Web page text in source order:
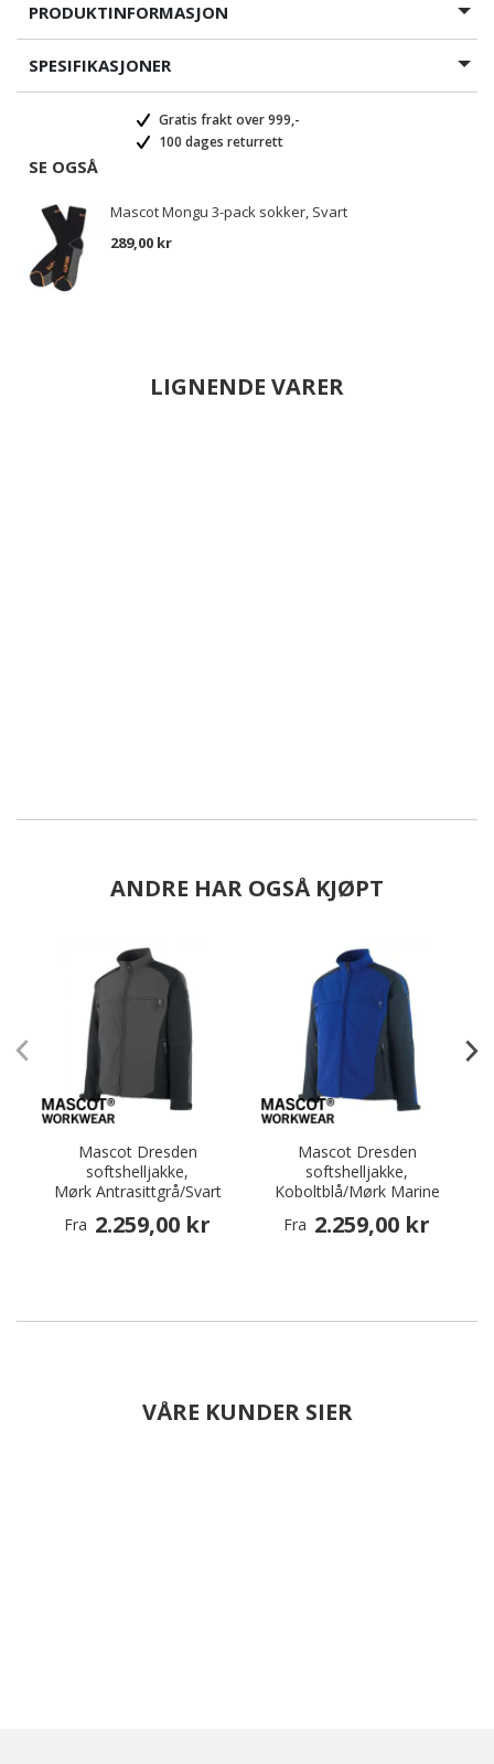
PRODUKTINFORMASJON
SPESIFIKASJONER
Gratis frakt over 999,-
100 dages returrett
SE OGSÅ
Mascot Mongu 3-pack sokker, Svart
289,00 kr
LIGNENDE VARER
ANDRE HAR OGSÅ KJØPT
Mascot Dresden
softshelljakke,
Mørk Antrasittgrå/Svart
Fra 2.259,00 kr
Mascot Dresden
softshelljakke,
Koboltblå/Mørk Marine
Fra 2.259,00 kr
VÅRE KUNDER SIER